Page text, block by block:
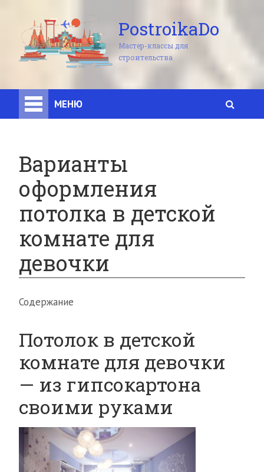
PostroikaDo
Мастер-классы для
строительства
МЕНЮ
Варианты
оформления
потолка в детской
комнате для
девочки
Содержание
Потолок в детской
комнате для девочки
— из гипсокартона
своими руками